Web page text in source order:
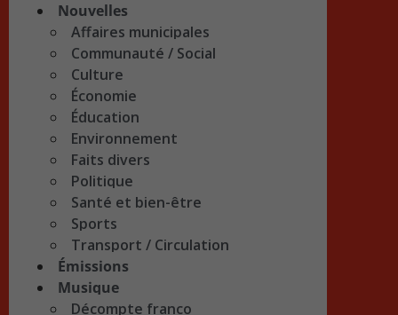
Nouvelles
Affaires municipales
Communauté / Social
Culture
Économie
Éducation
Environnement
Faits divers
Politique
Santé et bien-être
Sports
Transport / Circulation
Émissions
Musique
Décompte franco